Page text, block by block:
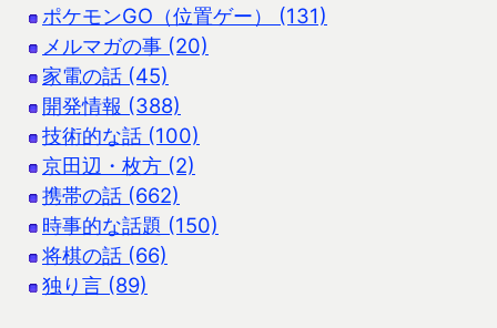
ポケモンGO（位置ゲー） (131)
メルマガの事 (20)
家電の話 (45)
開発情報 (388)
技術的な話 (100)
京田辺・枚方 (2)
携帯の話 (662)
時事的な話題 (150)
将棋の話 (66)
独り言 (89)